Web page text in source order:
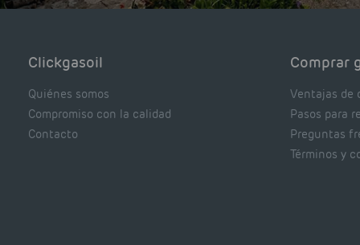
Clickgasoil
Quiénes somos
Compromiso con la calidad
Contacto
Comprar
Ventajas de
Pasos para
Preguntas
Términos y